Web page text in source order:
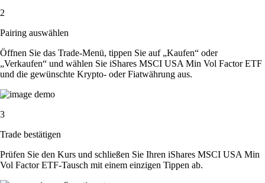
2
Pairing auswählen
Öffnen Sie das Trade-Menü, tippen Sie auf „Kaufen“ oder
„Verkaufen“ und wählen Sie iShares MSCI USA Min Vol Factor ETF
und die gewünschte Krypto- oder Fiatwährung aus.
3
Trade bestätigen
Prüfen Sie den Kurs und schließen Sie Ihren iShares MSCI USA Min
Vol Factor ETF-Tausch mit einem einzigen Tippen ab.